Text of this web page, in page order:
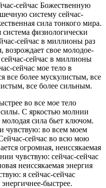
сейчас Божественную
систему сейчас-
сила тонкого мира.
физиологически
сейчас в миллионы раз
возрождает свое молодое-
сейчас в миллионы
сейчас мое тело в
все более мускулистым, все
все более сильным.
во все мое тело
С яркостью молнии
сила бьет ключом.
чувствую: во всем моем
сейчас во всю мою
огромная, неиссякаемая
чувствую: сейчас-сейчас
неиссякаемая энергия
я сейчас-сейчас
быстрее.